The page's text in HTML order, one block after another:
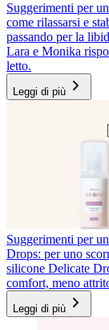
Suggerimenti per
come rilassarsi e
passando per la
Lara e Monika
letto.
Leggi di più
Suggerimenti per
Drops: per uno
silicone Delicate
comfort, meno
Leggi di più